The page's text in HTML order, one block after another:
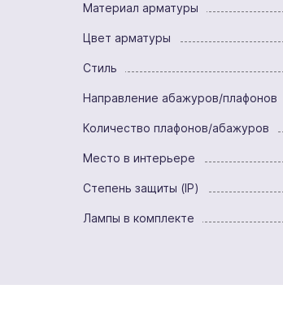
Материал арматуры
Цвет арматуры
Стиль
Направление абажуров/плафонов
Количество плафонов/абажуров
Место в интерьере
Степень защиты (IP)
Лампы в комплекте